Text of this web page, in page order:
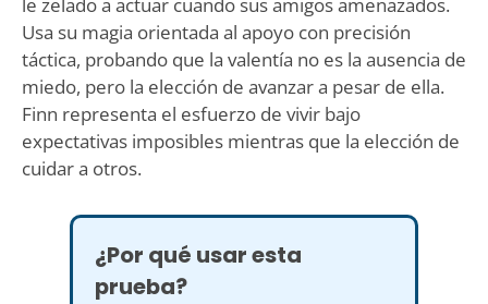
Usa su magia orientada al apoyo con precisión
táctica, probando que la valentía no es la ausencia de
miedo, pero la elección de avanzar a pesar de ella.
Finn representa el esfuerzo de vivir bajo
expectativas imposibles mientras que la elección de
cuidar a otros.
¿Por qué usar esta
prueba?